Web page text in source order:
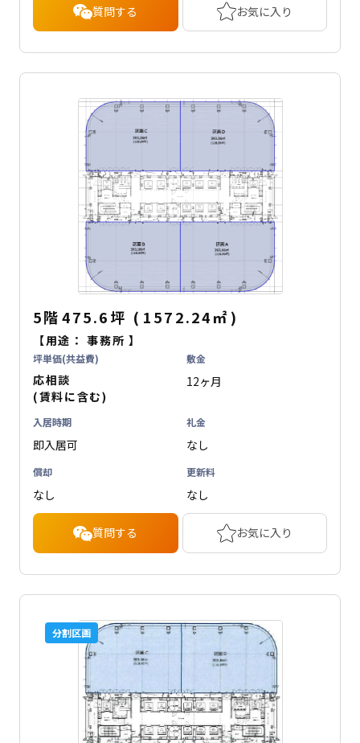
質問する お気に入り
5階475.6坪 ( 1572.24㎡ )
【用途：事務所 】
坪単価(共益費)
応相談
(賃料に含む)
敷金
12ヶ月
入居時期
即入居可
礼金
なし
償却
なし
更新料
なし
質問する お気に入り
分割区画